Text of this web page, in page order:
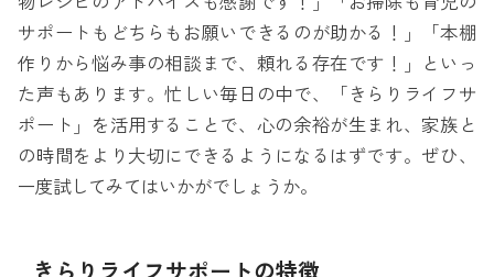
サポートもどちらもお願いできるのが助かる！」「本棚
作りから悩み事の相談まで、頼れる存在です！」といっ
た声もあります。忙しい毎日の中で、「きらりライフサ
ポート」を活用することで、心の余裕が生まれ、家族と
の時間をより大切にできるようになるはずです。ぜひ、
一度試してみてはいかがでしょうか。